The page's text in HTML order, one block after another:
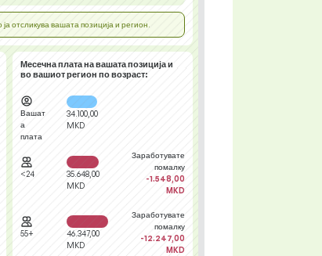
отсликува вашата позиција и регион.
Месечна плата на вашата позиција и
во вашиот регион по возраст:
Вашат
а
плата
34.100,00
MKD
<24
35.648,00
MKD
Заработувате
помалку
-1.548,00
MKD
55+
46.347,00
MKD
Заработувате
помалку
-12.247,00
MKD